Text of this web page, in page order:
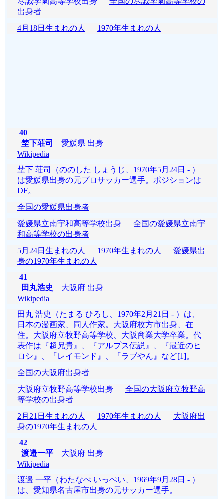
出身者
4月18日生まれの人
1970年生まれの人
40
埜下荘司
愛媛県 出身
Wikipedia
埜下 荘司（ののした しょうじ、1970年5月24日 - ）
は愛媛県出身の元プロサッカー選手。ポジションは
DF。
全国の愛媛県出身者
愛媛県立南宇和高等学校出身 全国の愛媛県立南宇
和高等学校の出身者
5月24日生まれの人
1970年生まれの人
愛媛県出
身の1970年生まれの人
41
田丸浩史 大阪府 出身
Wikipedia
田丸 浩史（たまる ひろし、1970年2月21日 - ）は、
日本の漫画家、同人作家。大阪府枚方市出身、在
住。大阪府立牧野高等学校、大阪商業大学卒業。代
表作は『超兄貴』、『アルプス伝説』、『最近のヒ
ロシ』、『レイモンド』、『ラブやん』など[1]。
全国の大阪府出身者
大阪府立牧野高等学校出身 全国の大阪府立牧野高
等学校の出身者
2月21日生まれの人
1970年生まれの人
大阪府出
身の1970年生まれの人
42
渡邉一平大阪府 出身
Wikipedia
渡邉 一平（わたなべ いっぺい、1969年9月28日 - ）
は、愛知県名古屋市出身の元サッカー選手。